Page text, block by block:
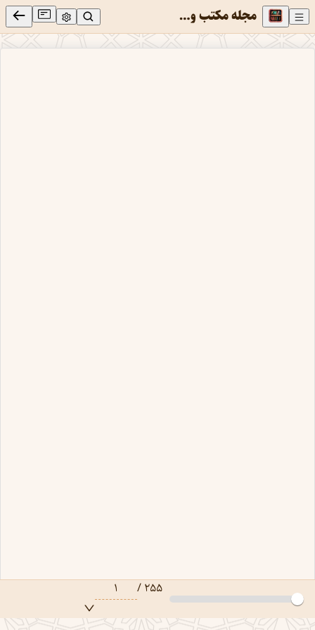
مجله مكتب وحى سال سوم - شماره دوازدهم - اردیبهشت 1390
صفحه ۱۲۵۵ / ۱